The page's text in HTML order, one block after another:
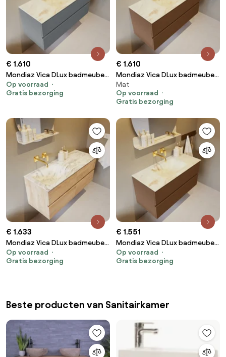
€ 1.610
Mondiaz Vica DLux badmeubel
110cm plata 2 lades met
wastafel frappe midden 1
Op voorraad
Gratis bezorging
€ 1.610
Mondiaz Vica DLux badmeubel
110cm rust 2 lades met
wastafel frappe midden
zonder kraangat
Mat
Op voorraad
Gratis bezorging
€ 1.633
Mondiaz Vica DLux badmeubel
120cm washed oak 4 lades met
wastafel glace links zonder
Op voorraad
Gratis bezorging
€ 1.551
Mondiaz Vica DLux badmeubel
100cm rust 2 lades met
wastafel frappe midden
Op voorraad
Gratis bezorging
Beste producten van Sanitairkamer